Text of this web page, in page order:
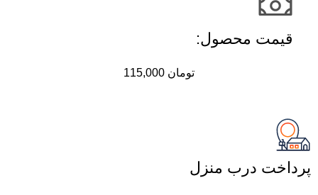
قیمت محصول:​
تومان
پرداخت درب منزل